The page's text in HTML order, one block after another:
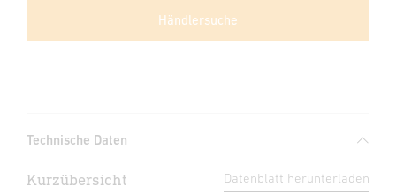
Händlersuche
Technische Daten
Kurzübersicht Datenblatt herunterladen